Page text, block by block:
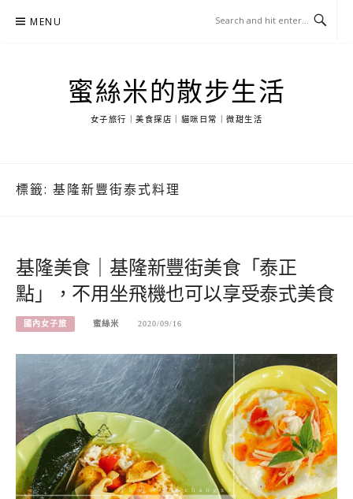
MENU
蜜絲米的散步生活
女子旅行｜美食探店｜貓咪日常｜微甜生活
標籤: 基隆新豐街泰式料理
基隆美食｜基隆新豐街美食「泰正
點」，不用坐飛機也可以享受泰式美食
國內女子旅 蜜絲米 2020/09/16